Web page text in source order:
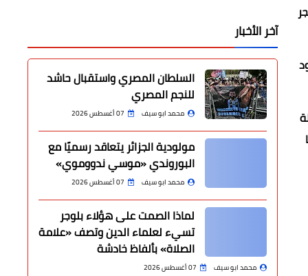
آخر الأخبار
السلطان المصري واستقبال حاشد
للنجم المصري
محمد ابو سيف 07 أغسطس 2026
مولودية الجزائر يتعاقد رسميًا مع
البوروندي «موسي ندووموي»
محمد ابو سيف 07 أغسطس 2026
لماذا الصمت على هؤلاء بلوجر
تسيء لعلماء الدين وتصف «علامة
الصلاة» بألفاظ خادشة
محمد ابو سيف 07 أغسطس 2026